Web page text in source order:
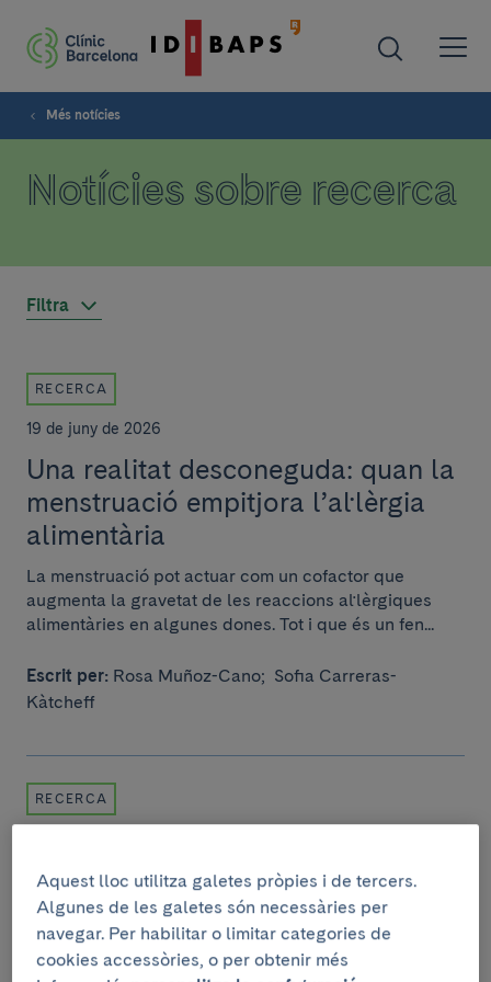
Més notícies
Notícies sobre recerca
Filtra
RECERCA
19 de juny de 2026
Una realitat desconeguda: quan la
menstruació empitjora l’al·lèrgia
alimentària
La menstruació pot actuar com un cofactor que
augmenta la gravetat de les reaccions al·lèrgiques
alimentàries en algunes dones. Tot i que és un fen...
Escrit per: Rosa Muñoz-Cano; Sofia Carreras-
Kàtcheff
RECERCA
IGNITION ajunta el seu consorci a
la reunió de llançament del
projecte
Aquest lloc utilitza galetes pròpies i de tercers.
Algunes de les galetes són necessàries per
navegar. Per habilitar o limitar categories de
cookies accessòries, o per obtenir més